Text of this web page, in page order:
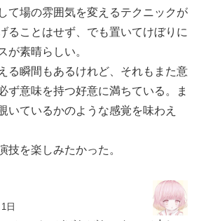
て場の雰囲気を変えるテクニックが
ることはせず、でも置いてけぼりに
が素晴らしい。
る瞬間もあるけれど、それもまた意
ず意味を持つ好意に満ちている。ま
いているかのような感覚を味わえ
技を楽しみたかった。
日